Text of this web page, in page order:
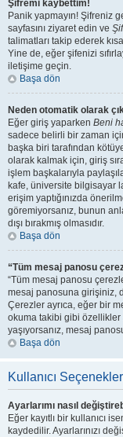
Şifremi kaybettim!
Panik yapmayın! Şifreniz
sayfasını ziyaret edin ve
talimatları takip ederek
Yine de, eğer şifenizi
iletişime geçin.
Başa dön
Neden otomatik olarak
Eğer giriş yaparken Beni
sadece belirli bir zaman
başka biri tarafından
olarak kalmak için, giriş
işlem başkalarıyla
kafe, üniversite bilgisayar
erişim yaptığınızda
göremiyorsanız, bunun
dışı bırakmış olmasıdır.
Başa dön
“Tüm mesaj panosu
“Tüm mesaj panosu
mesaj panosuna girişiniz,
Çerezler ayrıca, eğer bir
okuma takibi gibi özellikler
yaşıyorsanız, mesaj
Başa dön
Kullanıcı
Ayarlarımı nasıl
Eğer kayıtlı bir kullanıcı
kaydedilir. Ayarlarınızı